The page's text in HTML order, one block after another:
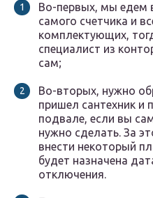
Во-первых, мы едем
самого счетчика и
комплектующих,
специалист из
сам;
Во-вторых, нужно
пришел сантехник и
подвале, если вы
нужно сделать. За
внести некоторый
будет назначена
отключения.